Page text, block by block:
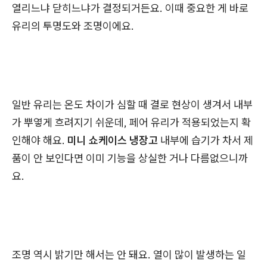
열리느냐 닫히느냐가 결정되거든요. 이때 중요한 게 바로
유리의 투명도와 조명이에요.
일반 유리는 온도 차이가 심할 때 결로 현상이 생겨서 내부
가 뿌옇게 흐려지기 쉬운데, 페어 유리가 적용되었는지 확
인해야 해요. 미니 쇼케이스 냉장고 내부에 습기가 차서 제
품이 안 보인다면 이미 기능을 상실한 거나 다름없으니까
요.
조명 역시 밝기만 해서는 안 돼요. 열이 많이 발생하는 일